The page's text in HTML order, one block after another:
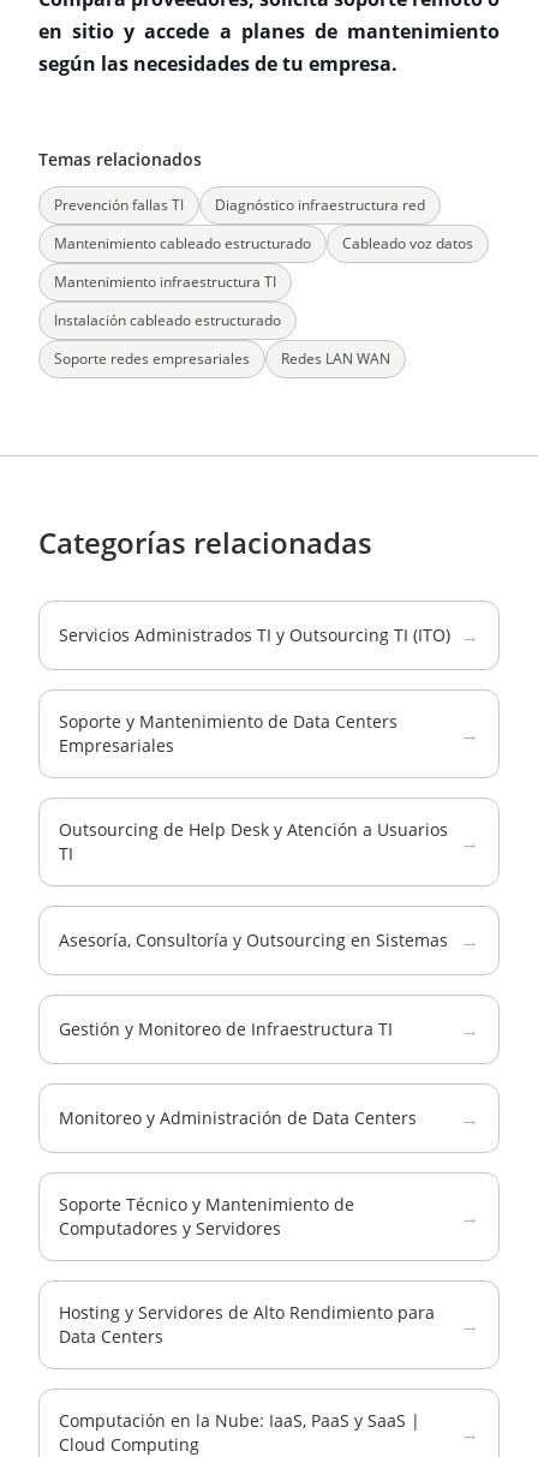
en sitio y accede a planes de mantenimiento
según las necesidades de tu empresa.
Temas relacionados
Prevención fallas TI
Diagnóstico infraestructura red
Mantenimiento cableado estructurado
Cableado voz datos
Mantenimiento infraestructura TI
Instalación cableado estructurado
Soporte redes empresariales
Redes LAN WAN
Categorías relacionadas
Servicios Administrados TI y Outsourcing TI (ITO) →
Soporte y Mantenimiento de Data Centers
Empresariales
→
Outsourcing de Help Desk y Atención a Usuarios
TI
→
Asesoría, Consultoría y Outsourcing en Sistemas →
Gestión y Monitoreo de Infraestructura TI →
Monitoreo y Administración de Data Centers →
Soporte Técnico y Mantenimiento de
Computadores y Servidores
→
Hosting y Servidores de Alto Rendimiento para
Data Centers
→
Computación en la Nube: IaaS, PaaS y SaaS |
Cloud Computing
→